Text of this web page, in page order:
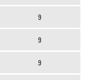
9
9
9